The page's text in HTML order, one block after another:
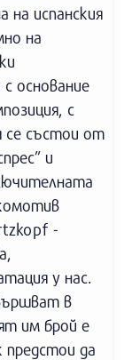
на испанския
на
основание
с
се състои от
и
-
у нас.
в
им брой е
предстои да